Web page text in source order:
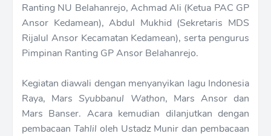
Ranting NU Belahanrejo, Achmad Ali (Ketua PAC GP
Ansor Kedamean), Abdul Mukhid (Sekretaris MDS
Rijalul Ansor Kecamatan Kedamean), serta pengurus
Pimpinan Ranting GP Ansor Belahanrejo.
Kegiatan diawali dengan menyanyikan lagu Indonesia
Raya, MarsSyubbanul Wathon, Mars Ansor dan
Mars Banser. Acara kemudian dilanjutkan dengan
pembacaan Tahlil oleh Ustadz Munir dan pembacaan